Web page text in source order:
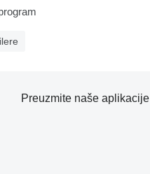
Preuzmite naše aplikacije